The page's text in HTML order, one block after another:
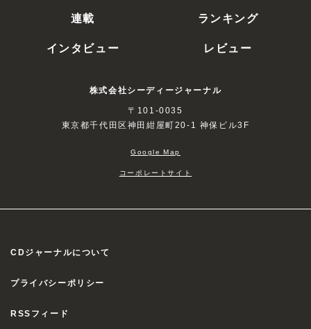
連載
ランキング
インタビュー
レビュー
株式会社シーディージャーナル
〒101-0035
東京都千代田区神田紺屋町20-1 神保ビル3F
Google Map
コーポレートサイト
CDジャーナルについて
プライバシーポリシー
RSSフィード